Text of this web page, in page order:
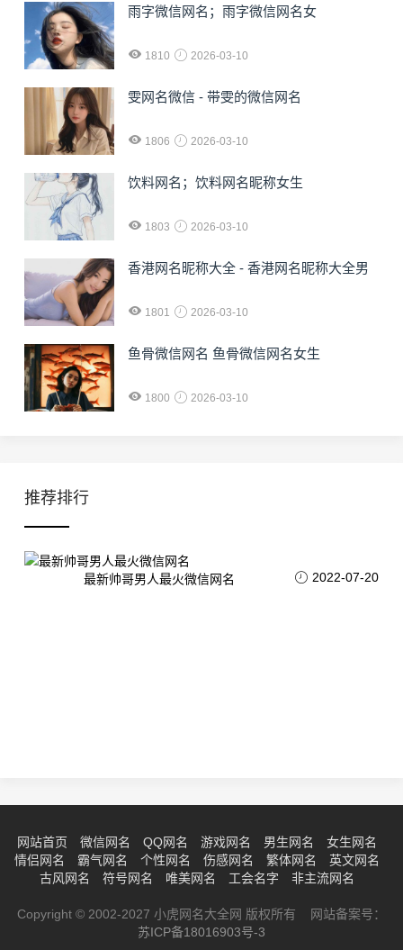
雨字微信网名；雨字微信网名女
1810 2026-03-10
雯网名微信 - 带雯的微信网名
1806 2026-03-10
饮料网名；饮料网名昵称女生
1803 2026-03-10
香港网名昵称大全 - 香港网名昵称大全男
1801 2026-03-10
鱼骨微信网名 鱼骨微信网名女生
1800 2026-03-10
推荐排行
最新帅哥男人最火微信网名 2022-07-20
网站首页 微信网名 QQ网名 游戏网名 男生网名
女生网名
情侣网名
霸气网名 个性网名 伤感网名 繁体网名
英文网名
古风网名
符号网名 唯美网名 工会名字 非主流网名
Copyright © 2002-2027 小虎网名大全网 版权所有 网站备案号：
苏ICP备18016903号-3